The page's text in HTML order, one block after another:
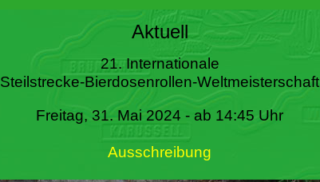
Aktuell
21. Internationale
Steilstrecke-Bierdosenrollen-Weltmeisterschaft
Freitag, 31. Mai 2024 - ab 14:45 Uhr
Ausschreibung